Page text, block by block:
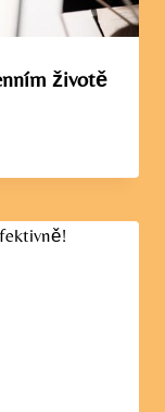
životě